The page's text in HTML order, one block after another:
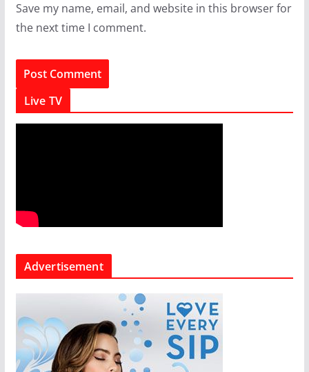
Save my name, email, and website in this browser for
the next time I comment.
Live TV
Advertisement